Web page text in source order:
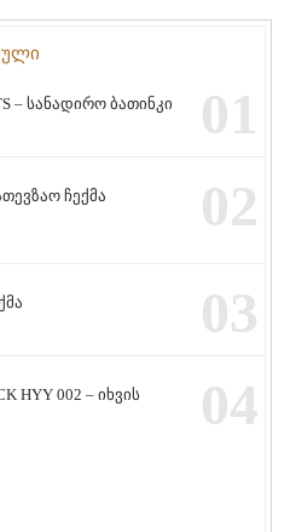
– სანადირო ბათინკი
01
ჩექმა
02
03
HYY 002 – იხვის
04